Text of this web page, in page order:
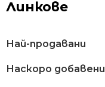
Линкове
Най-продавани
Наскоро добавени